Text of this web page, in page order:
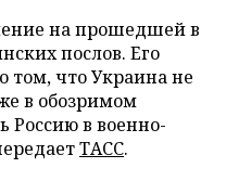
на прошедшей в
послов. Его
том, что Украина не
в обозримом
Россию в военно-
ТАСС.